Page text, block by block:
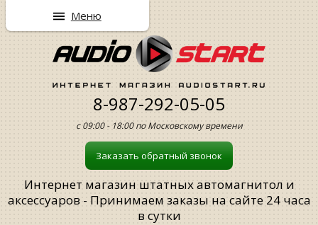
8-987-292-05-05
с 09:00 - 18:00 по Московскому времени
Заказать обратный звонок
Интернет магазин штатных автомагнитол и
аксессуаров - Принимаем заказы на сайте 24 часа
в сутки
Меню